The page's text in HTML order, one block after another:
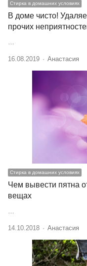
Стирка в домашних условиях
В доме чисто!
прочих
…
16.08.2019 Author
Анастасия
Стирка в домашних условиях
Чем вывести пятна
вещах
…
14.10.2018 Author
Анастасия